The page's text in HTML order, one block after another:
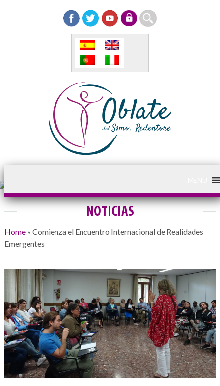
NOTICIAS
Home» Comienza el Encuentro Internacional de Realidades
Emergentes